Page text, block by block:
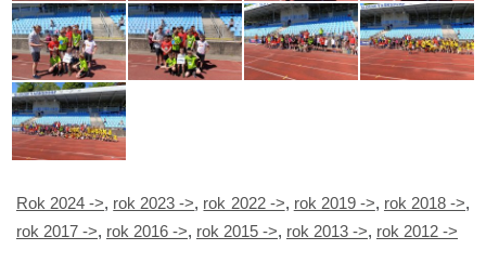
Rok 2024 ->, rok 2023 ->, rok 2022 ->, rok 2019 ->, rok 2018 ->,
rok 2017 ->, rok 2016 ->, rok 2015 ->, rok 2013 ->, rok 2012 ->